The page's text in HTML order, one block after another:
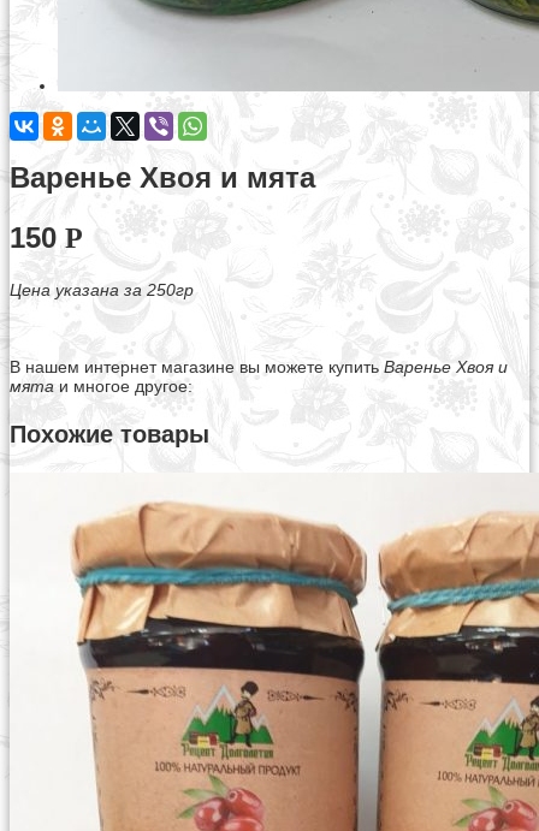
Варенье Хвоя и мята
150 Р
Цена указана за 250гр
В нашем интернет магазине вы можете купить Варенье Хвоя и
мята и многое другое:
Похожие товары